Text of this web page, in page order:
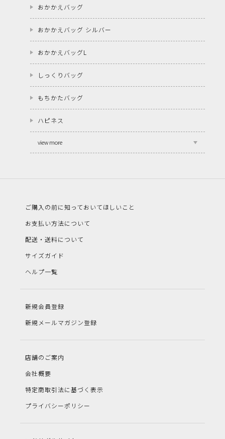
おかかえバッグ
おかかえバッグ シルバー
おかかえバッグL
しっくりバッグ
もちかたバッグ
ハピネス
view more
ご購入の前に知っておいてほしいこと
お支払い方法について
配送・送料について
サイズガイド
ヘルプ一覧
新規会員登録
新規メールマガジン登録
店舗のご案内
会社概要
特定商取引法に基づく表示
プライバシーポリシー